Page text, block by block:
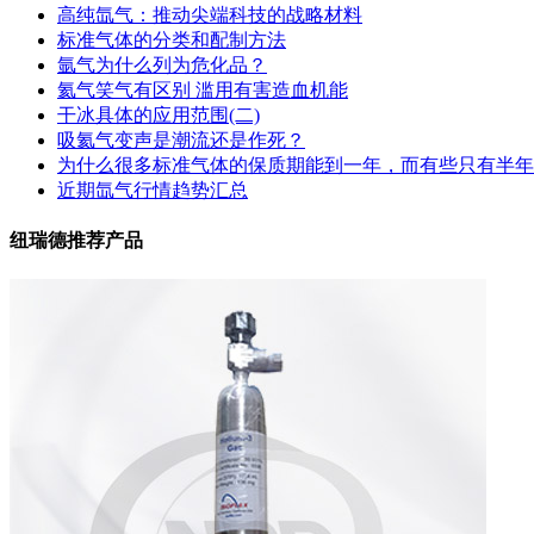
高纯氙气：推动尖端科技的战略材料
标准气体的分类和配制方法
氩气为什么列为危化品？
氦气笑气有区别 滥用有害造血机能
干冰具体的应用范围(二)
吸氦气变声是潮流还是作死？
为什么很多标准气体的保质期能到一年，而有些只有半
近期氙气行情趋势汇总
纽瑞德推荐产品